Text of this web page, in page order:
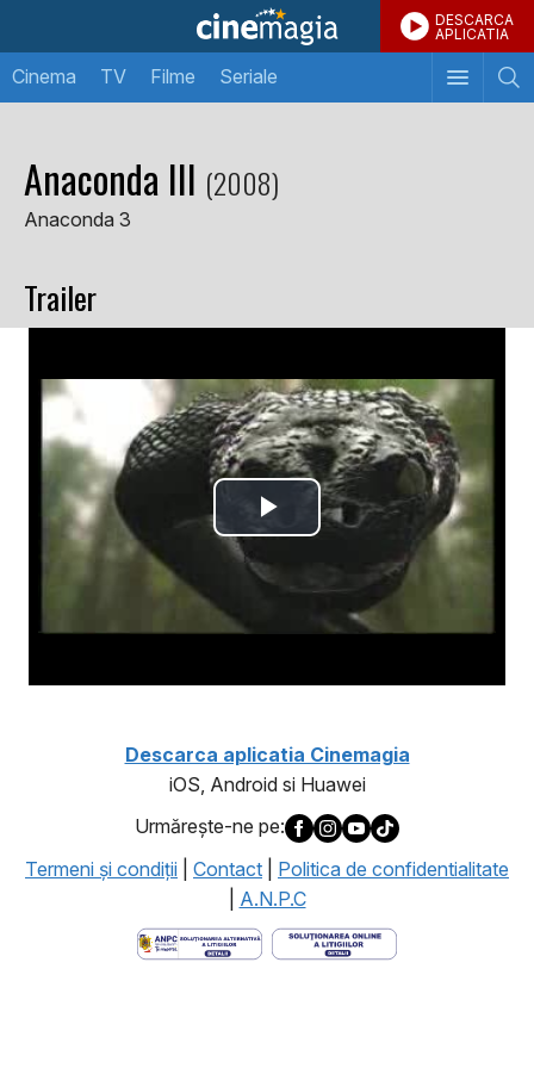
DESCARCA
APLICATIA
Cinema TV Filme Seriale
Anaconda III (2008)
Anaconda 3
Trailer
Descarca aplicatia Cinemagia
iOS, Android si Huawei
Urmăreşte-ne pe:
Termeni şi condiţii
Contact
Politica de confidentialitate
A.N.P.C